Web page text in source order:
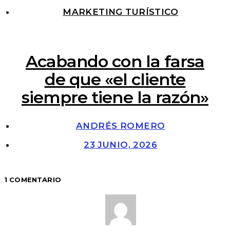
MARKETING TURÍSTICO
Acabando con la farsa
de que «el cliente
siempre tiene la razón»
ANDRÉS ROMERO
23 JUNIO, 2026
1 COMENTARIO